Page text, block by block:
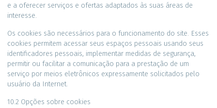
e a oferecer serviços e ofertas adaptados às suas áreas de
interesse.
Os cookies são necessários para o funcionamento do site. Esses
cookies permitem acessar seus espaços pessoais usando seus
identificadores pessoais, implementar medidas de segurança,
permitir ou facilitar a comunicação para a prestação de um
serviço por meios eletrônicos expressamente solicitados pelo
usuário da Internet.
10.2 Opções sobre cookies